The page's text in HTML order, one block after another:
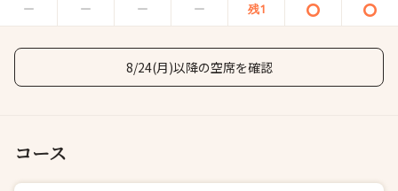
8/24(月)以降の空席を確認
コース